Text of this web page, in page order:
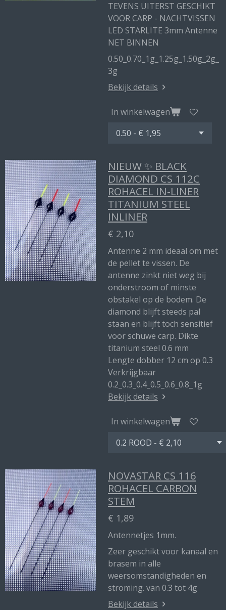
TEVENS UITERST GESCHIKT
VOOR CARP - NACHTVISSEN
LED STARLITE 3mm Antenne
NET BINNEN
0.50_0.70_1g_1.25g_1.50g_2g_
3g
Bekijk details
In winkelwagen
NIEUW ✨ BLACK
DIAMOND CS 112C
ROHACEL IN-LINER
TITANIUM STEEL
INLINER
€ 2,10
Antenne 2 mm ideaal om met
de pellet te vissen. De
antenne zinkt niet weg bij
onderstroom of minste
obstakel op de bodem. De
diamond blijft steeds pal
staan en blijft toch sensitief
voor schuwe carp. Dikte
titanium steel 0.6 mm
Lengte dobber 12 cm op 0.3
Verkrijgbaar
0.2_0.3_0.4_0.5_0.6_0.8_1g
Bekijk details
In winkelwagen
NOVASTAR CS 116
ROHACEL CARBON
STEM
€ 1,89
Antennetjes 1mm.
Zeer geschikt voor kanaal en
brasem in alle
weersomstandigheden en
stroming. van 0.3 tot 4g
Bekijk details